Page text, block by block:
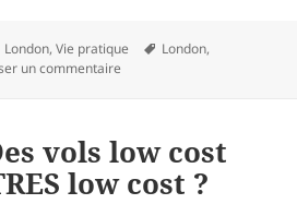
Catégories
London,Vie pratique
Mots-
London,
un commentaire
vols low cost
low cost ?